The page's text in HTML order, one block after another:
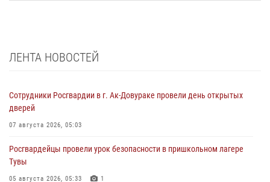
ЛЕНТА НОВОСТЕЙ
Сотрудники Росгвардии в г. Ак-Довураке провели день открытых
дверей
07 августа 2026, 05:03
Росгвардейцы провели урок безопасности в пришкольном лагере
Тувы
05 августа 2026, 05:33 1